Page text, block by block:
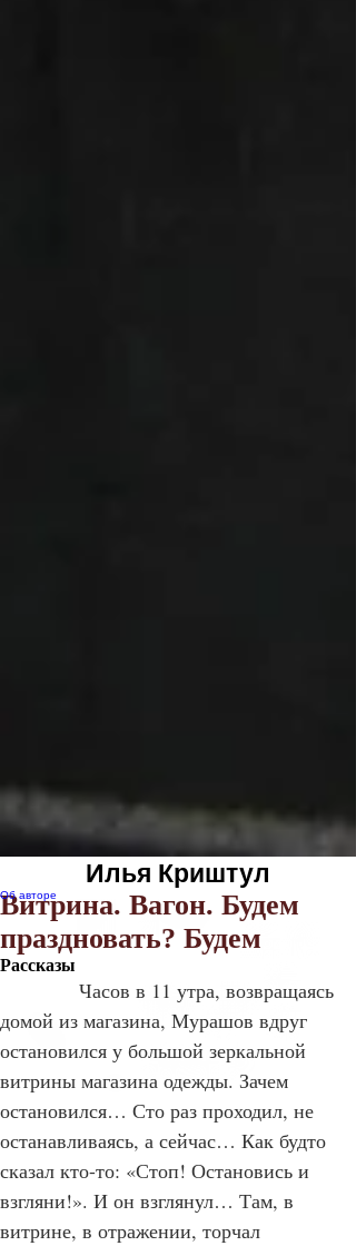
Илья Криштул
Об авторе
Витрина. Вагон. Будем
праздновать? Будем
Часов в 11 утра, возвращаясь
домой из магазина, Мурашов вдруг
остановился у большой зеркальной
витрины магазина одежды. Зачем
остановился… Сто раз проходил, не
останавливаясь, а сейчас… Как будто
сказал кто-то: «Стоп! Остановись и
взгляни!». И он взглянул… Там, в